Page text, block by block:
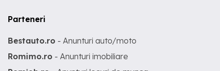
Parteneri
Bestauto.ro - Anunturi auto/moto
Romimo.ro - Anunturi imobiliare